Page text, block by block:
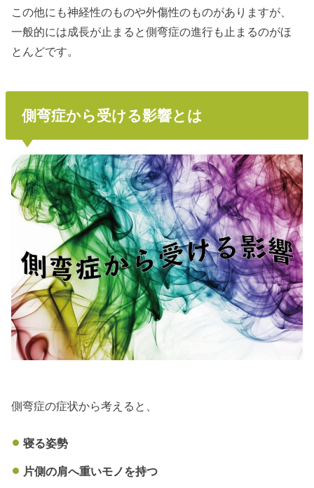
この他にも神経性のものや外傷性のものがありますが、
一般的には成長が止まると側弯症の進行も止まるのがほ
とんどです。
側弯症から受ける影響とは
側弯症の症状から考えると、
寝る姿勢
片側の肩へ重いモノを持つ